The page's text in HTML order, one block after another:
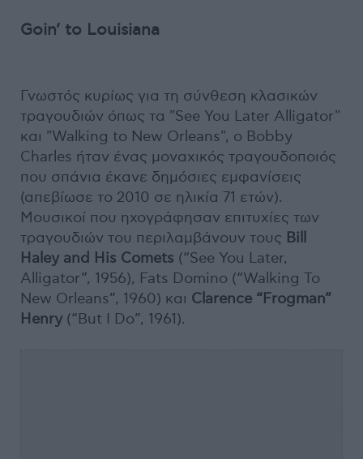
Goin’ to Louisiana
Γνωστός κυρίως για τη σύνθεση κλασικών
τραγουδιών όπως τα "See You Later Alligator"
και "Walking to New Orleans", ο Bobby
Charles ήταν ένας μοναχικός τραγουδοποιός
που σπάνια έκανε δημόσιες εμφανίσεις
(απεβίωσε το 2010 σε ηλικία 71 ετών).
Μουσικοί που ηχογράφησαν επιτυχίες των
τραγουδιών του περιλαμβάνουν τους Bill
Haley and His Comets (“See You Later,
Alligator”, 1956), Fats Domino (“Walking To
New Orleans”, 1960) και Clarence “Frogman”
Henry (“But I Do”, 1961).